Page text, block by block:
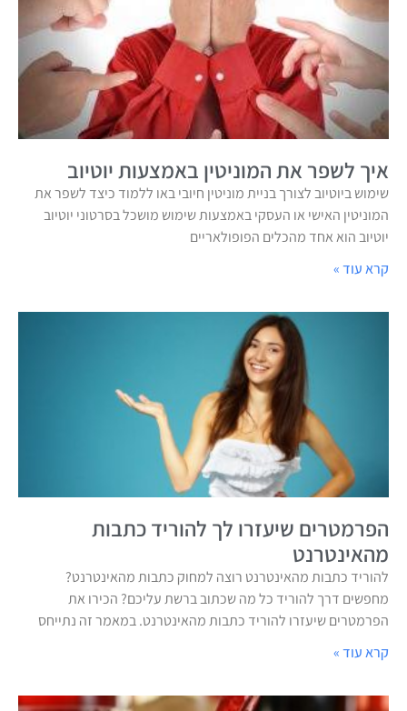
איך לשפר את המוניטין באמצעות יוטיוב
שימוש ביוטיוב לצורך בניית מוניטין חיובי באו ללמוד כיצד לשפר את
המוניטין האישי או העסקי באמצעות שימוש מושכל בסרטוני יוטיוב
יוטיוב הוא אחד מהכלים הפופולאריים
קרא עוד »
הפרמטרים שיעזרו לך להוריד כתבות
מהאינטרנט
להוריד כתבות מהאינטרנט רוצה למחוק כתבות מהאינטרנט?
מחפשים דרך להוריד כל מה שכתוב ברשת עליכם? הכירו את
הפרמטרים שיעזרו להוריד כתבות מהאינטרנט. במאמר זה נתייחס
קרא עוד »